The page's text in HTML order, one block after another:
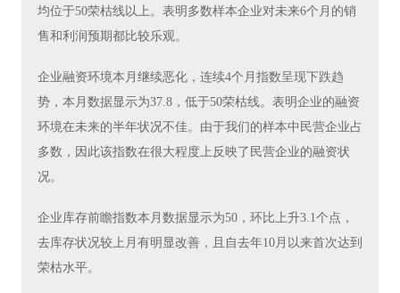
均位于50荣枯线以上。表明多数样本企业对未来6个月的销
售和利润预期都比较乐观。
企业融资环境本月继续恶化，连续4个月指数呈现下跌趋
势，本月数据显示为37.8，低于50荣枯线。表明企业的融资
环境在未来的半年状况不佳。由于我们的样本中民营企业占
多数，因此该指数在很大程度上反映了民营企业的融资状
况。
企业库存前瞻指数本月数据显示为50，环比上升3.1个点，
去库存状况较上月有明显改善，且自去年10月以来首次达到
荣枯水平。